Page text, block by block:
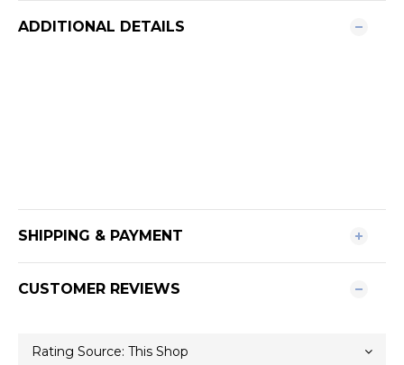
ADDITIONAL DETAILS
SHIPPING & PAYMENT
CUSTOMER REVIEWS